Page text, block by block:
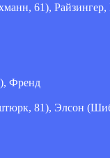
61), Райзингер,
Френд
81), Элсон